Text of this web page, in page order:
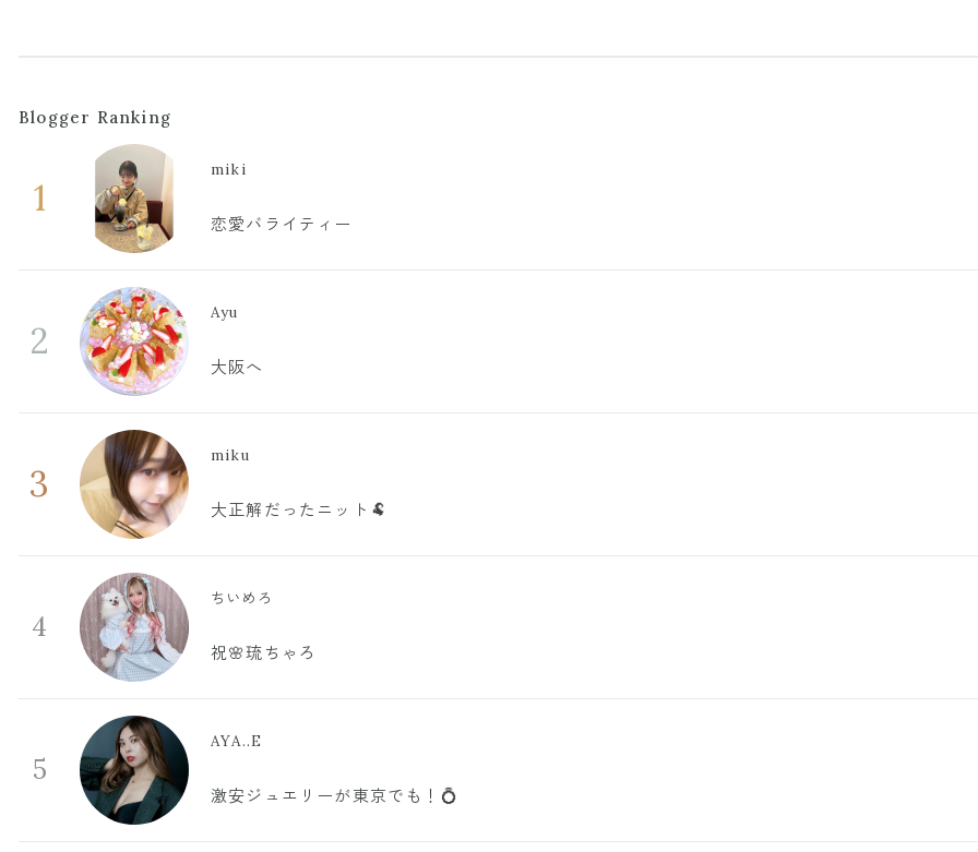
Blogger Ranking
1
miki
恋愛バライティー
2
Ayu
大阪へ
3
miku
大正解だったニット🐏
4
ちいめろ
祝🌸琉ちゃろ
5
AYA..E
激安ジュエリーが東京でも！💍